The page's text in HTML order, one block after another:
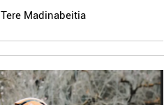
Tere Madinabeitia